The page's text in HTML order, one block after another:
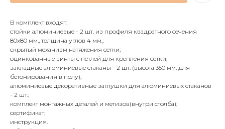
В комплект входят:
стойки алюминиевые - 2 шт. из профиля квадратного сечения
80х80 мм., толщина углов 4 мм.;
скрытый механизм натяжения сетки;
оцинкованные винты с петлей для крепления сетки;
закладные алюминиевые стаканы - 2 шт. (высота 350 мм. для
бетонирования в полу);
алюминиевые декоративные заглушки для алюминиевых стаканов
- 2 шт.;
комплект монтажных деталей и метизов(внутри столба);
сертификат;
инструкция.